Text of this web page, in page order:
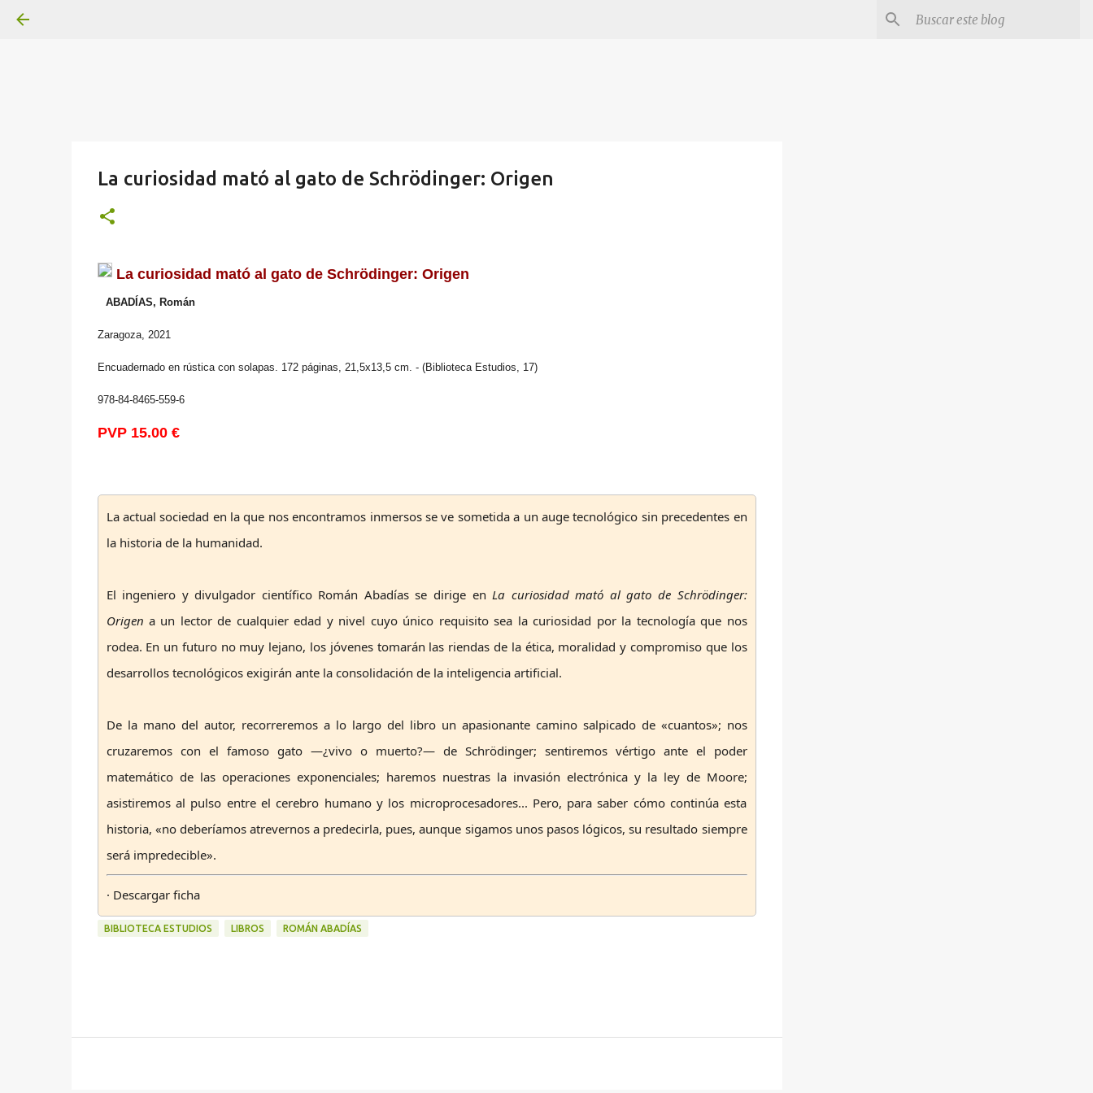
La curiosidad mató al gato de Schrödinger: Origen
La curiosidad mató al gato de Schrödinger: Origen
ABADÍAS, Román
Zaragoza, 2021
Encuadernado en rústica con solapas. 172 páginas, 21,5x13,5 cm. - (Biblioteca Estudios, 17)
978-84-8465-559-6
PVP 15.00 €
La actual sociedad en la que nos encontramos inmersos se ve sometida a un auge tecnológico sin precedentes en
la historia de la humanidad.
El ingeniero y divulgador científico Román Abadías se dirige enLa curiosidad mató al gato de Schrödinger:
Origen a un lector de cualquier edad y nivel cuyo único requisito sea la curiosidad por la tecnología que nos
rodea. En un futuro no muy lejano, los jóvenes tomarán las riendas de la ética, moralidad y compromiso que los
desarrollos tecnológicos exigirán ante la consolidación de la inteligencia artificial.
De la mano del autor, recorreremos a lo largo del libro un apasionante camino salpicado de «cuantos»; nos
cruzaremos con el famoso gato —¿vivo o muerto?— de Schrödinger; sentiremos vértigo ante el poder
matemático de las operaciones exponenciales; haremos nuestras la invasión electrónica y la ley de Moore;
asistiremos al pulso entre el cerebro humano y los microprocesadores... Pero, para saber cómo continúa esta
historia, «no deberíamos atrevernos a predecirla, pues, aunque sigamos unos pasos lógicos, su resultado siempre
será impredecible».
· Descargar ficha
BIBLIOTECA ESTUDIOS LIBROS ROMÁN ABADÍAS